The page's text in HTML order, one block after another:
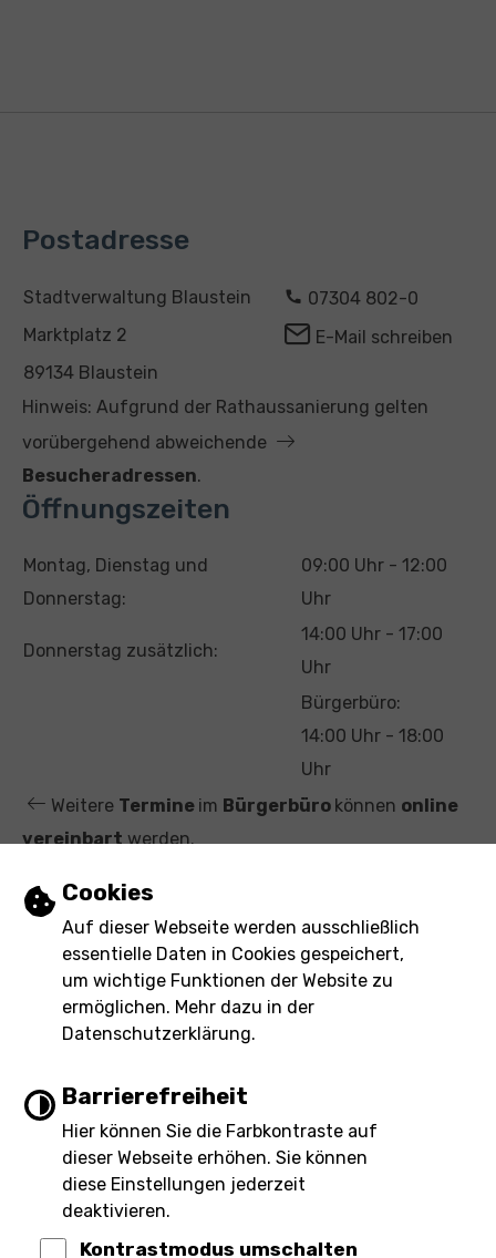
Einstellungen zu Cookies und
Cookies
Auf dieser Webseite werden ausschließlich
essentielle Daten in Cookies gespeichert,
um wichtige Funktionen der Website zu
ermöglichen. Mehr dazu in der
Datenschutzerklärung.
Barrierefreiheit
Hier können Sie die Farbkontraste auf
dieser Webseite erhöhen. Sie können
diese Einstellungen jederzeit
deaktivieren.
Kontrastmodus umschalten
Postadresse
A
d
r
e
K
o
n
t
Stadtverwaltung Blaustein
07304 802-0
Marktplatz 2
E-Mail schreiben
89134 Blaustein
Hinweis: Aufgrund der Rathaussanierung gelten
vorübergehend abweichende
Besucheradressen.
Öffnungszeiten
T
a
U
h
z
Montag, Dienstag und
Donnerstag:
09:00 Uhr - 12:00
Uhr
Donnerstag zusätzlich:
14:00 Uhr - 17:00
Uhr
Bürgerbüro:
14:00 Uhr - 18:00
Uhr
Weitere Termine im Bürgerbüro können online
vereinbartwerden.
Leichte Sprache
Gebärdensprache
Barrierefreie Ansicht
Impressum Barrierefreiheit
Inhaltsverzeichnis Datenschutz